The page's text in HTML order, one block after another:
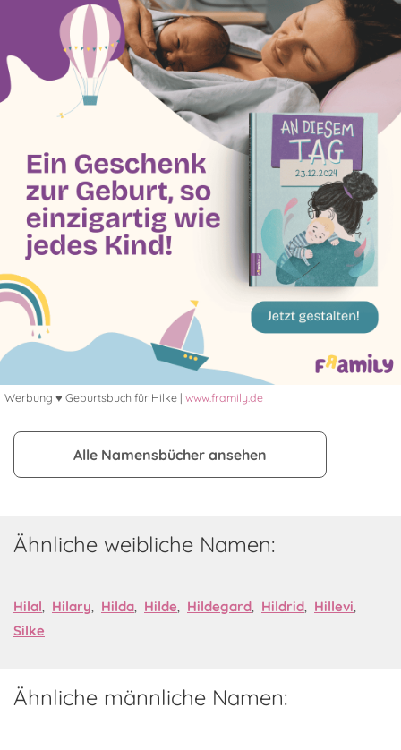
Werbung ♥ Geburtsbuch für Hilke | www.framily.de
Alle Namensbücher ansehen
Ähnliche weibliche Namen:
Hilal, Hilary, Hilda, Hilde, Hildegard, Hildrid, Hillevi,
Silke
Ähnliche männliche Namen: